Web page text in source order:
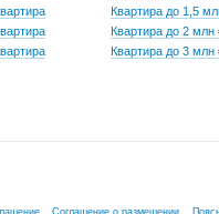
Квартира до 1,5
Квартира до 2 млн
Квартира до 3 млн
Соглашение о размещении